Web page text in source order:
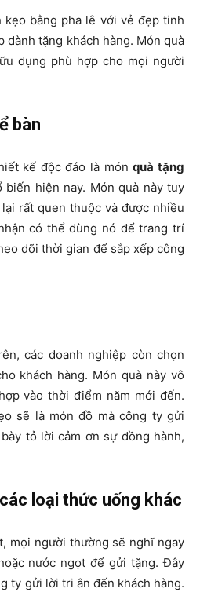
kẹo bằng pha lê với vẻ đẹp tinh
dành tặng khách hàng. Món quà
dụng phù hợp cho mọi người
bàn
kế độc đáo là mónquà tặng
biến hiện nay. Món quà này tuy
rất quen thuộc và được nhiều
có thể dùng nó để trang trí
dõi thời gian để sắp xếp công
các doanh nghiệp còn chọn
khách hàng. Món quà này vô
vào thời điểm năm mới đến.
sẽ là món đồ mà công ty gửi
tỏ lời cảm ơn sự đồng hành,
loại thức uống khác
mọi người thường sẽ nghĩ ngay
nước ngọt để gửi tặng. Đây
ty gửi lời tri ân đến khách hàng.